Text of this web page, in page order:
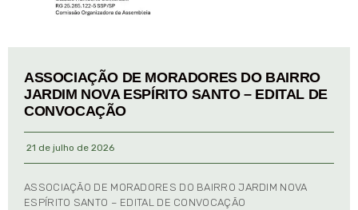
ASSOCIAÇÃO DE MORADORES DO BAIRRO
JARDIM NOVA ESPÍRITO SANTO – EDITAL DE
CONVOCAÇÃO
21 de julho de 2026
ASSOCIAÇÃO DE MORADORES DO BAIRRO JARDIM NOVA
ESPÍRITO SANTO – EDITAL DE CONVOCAÇÃO